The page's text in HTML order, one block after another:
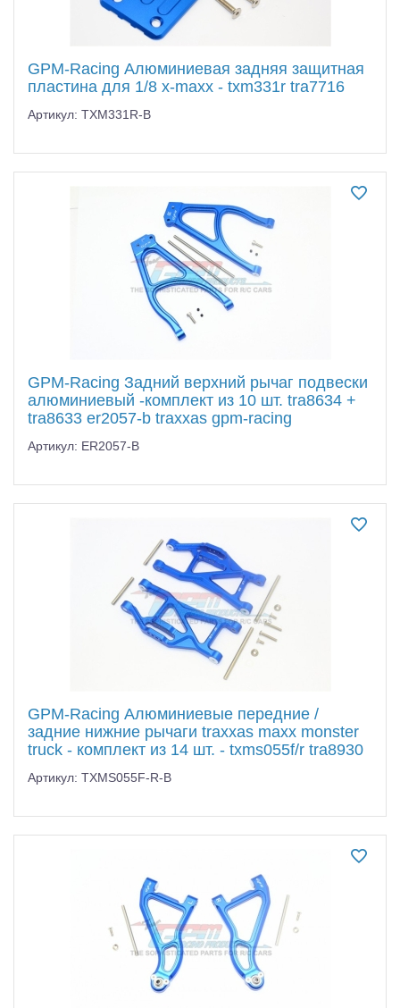
GPM-Racing Алюминиевая задняя защитная
пластина для 1/8 x-maxx - txm331r tra7716
Артикул: TXM331R-B
GPM-Racing Задний верхний рычаг подвески
алюминиевый -комплект из 10 шт. tra8634 +
tra8633 er2057-b traxxas gpm-racing
Артикул: ER2057-B
GPM-Racing Алюминиевые передние /
задние нижние рычаги traxxas maxx monster
truck - комплект из 14 шт. - txms055f/r tra8930
Артикул: TXMS055F-R-B